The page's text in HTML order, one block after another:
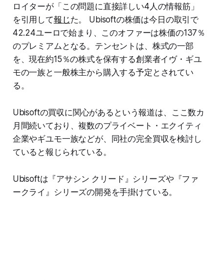
ロイターが「この問題に直接詳しい4人の情報筋」
を引用して報じた。 Ubisoftの株価は今日の取引で
42.24ユーロで始まり、このオファーは株価の137％
のプレミアムとなる。テンセントは、株式の一部
を、現在約15％の株式を保有する創業者イヴ・ギユ
モの一族と一般株主から購入する予定とされてい
る。
Ubisoftの買収に関心があるという報道は、ここ数カ
月間続いており、複数のプライベート・エクイティ
企業やギユモ一族などが、同社の完全買収を検討し
ていると報じられている。
Ubisoftは『アサシン クリード』シリーズや『ファ
ークライ』シリーズの開発を手掛けている。